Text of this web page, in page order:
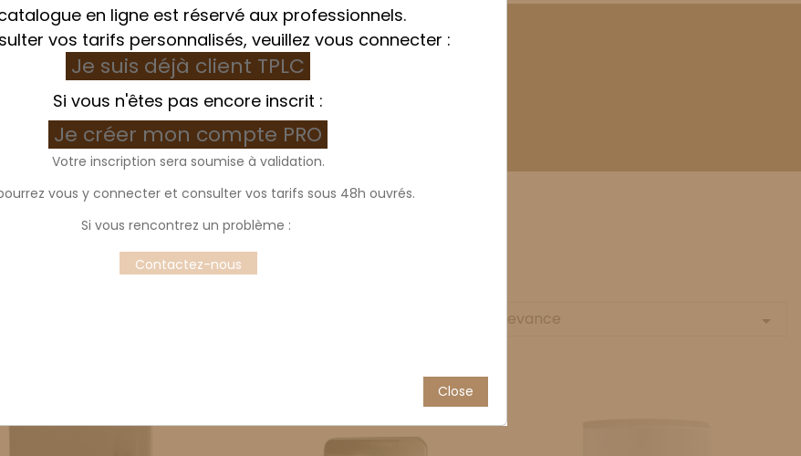
Home Hygiène et Textile Lave-mains
Relevance 
en ligne est réservé aux professionnels.
vos tarifs personnalisés, veuillez vous connecter :
Je suis déjà client TPLC
Si vous n'êtes pas encore inscrit :
Je créer mon compte PRO
Votre inscription sera soumise à validation.
vous y connecter et consulter vos tarifs sous 48h ouvrés.
Si vous rencontrez un problème :
Contactez-nous
Close